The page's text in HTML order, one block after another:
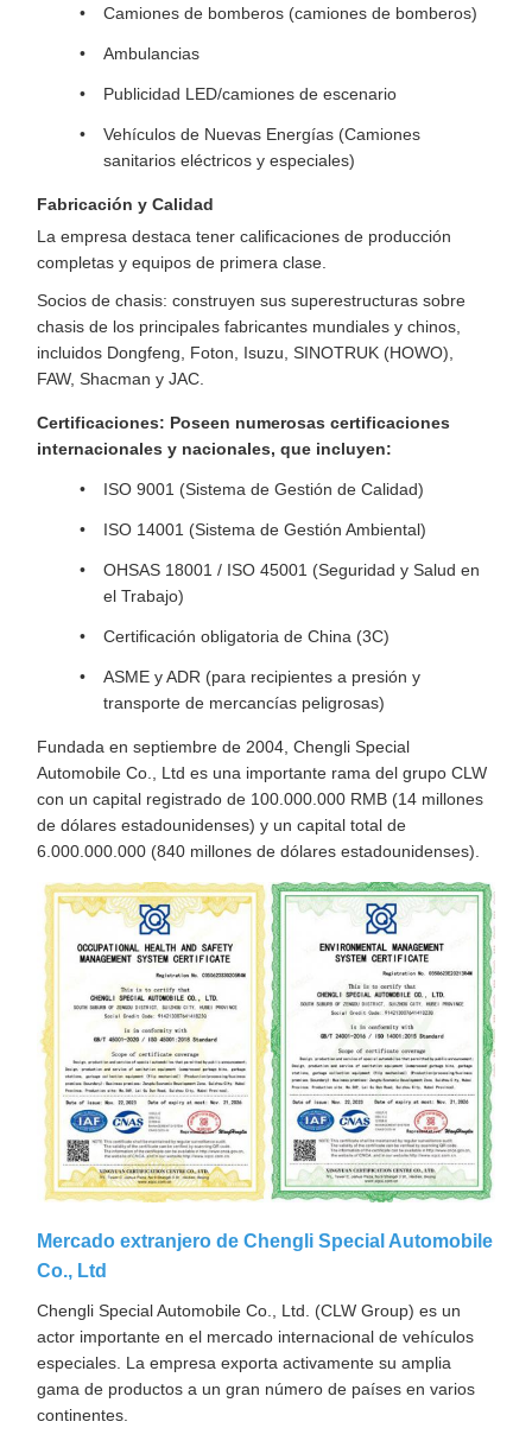
Camiones de bomberos (camiones de bomberos)
Ambulancias
Publicidad LED/camiones de escenario
Vehículos de Nuevas Energías (Camiones
sanitarios eléctricos y especiales)
Fabricación y Calidad
La empresa destaca tener calificaciones de producción
completas y equipos de primera clase.
Socios de chasis: construyen sus superestructuras sobre
chasis de los principales fabricantes mundiales y chinos,
incluidos Dongfeng, Foton, Isuzu, SINOTRUK (HOWO),
FAW, Shacman y JAC.
Certificaciones: Poseen numerosas certificaciones
internacionales y nacionales, que incluyen:
ISO 9001 (Sistema de Gestión de Calidad)
ISO 14001 (Sistema de Gestión Ambiental)
OHSAS 18001 / ISO 45001 (Seguridad y Salud en
el Trabajo)
Certificación obligatoria de China (3C)
ASME y ADR (para recipientes a presión y
transporte de mercancías peligrosas)
Fundada en septiembre de 2004, Chengli Special
Automobile Co., Ltd es una importante rama del grupo CLW
con un capital registrado de 100.000.000 RMB (14 millones
de dólares estadounidenses) y un capital total de
6.000.000.000 (840 millones de dólares estadounidenses).
Mercado extranjero de Chengli Special Automobile
Co., Ltd
Chengli Special Automobile Co., Ltd. (CLW Group) es un
actor importante en el mercado internacional de vehículos
especiales. La empresa exporta activamente su amplia
gama de productos a un gran número de países en varios
continentes.